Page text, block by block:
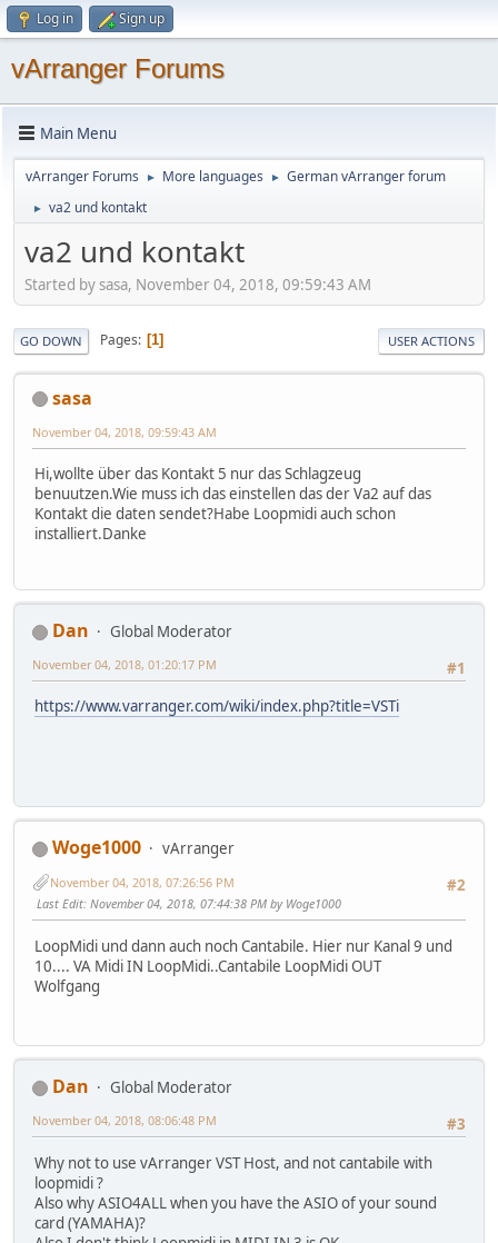
Log in Sign up
vArranger Forums
Main Menu
vArranger Forums ► More languages ► German vArranger forum
► va2 und kontakt
va2 und kontakt
Started by sasa, November 04, 2018, 09:59:43 AM
GO DOWN Pages 1 USER ACTIONS
sasa
November 04, 2018, 09:59:43 AM
Hi,wollte über das Kontakt 5 nur das Schlagzeug
benuutzen.Wie muss ich das einstellen das der Va2 auf das
Kontakt die daten sendet?Habe Loopmidi auch schon
installiert.Danke
Dan
Global Moderator
#1
November 04, 2018, 01:20:17 PM
https://www.varranger.com/wiki/index.php?title=VSTi
Woge1000
vArranger
#2
November 04, 2018, 07:26:56 PM
Last Edit: November 04, 2018, 07:44:38 PM by Woge1000
LoopMidi und dann auch noch Cantabile. Hier nur Kanal 9 und
10.... VA Midi IN LoopMidi..Cantabile LoopMidi OUT
Wolfgang
Dan
Global Moderator
#3
November 04, 2018, 08:06:48 PM
Why not to use vArranger VST Host, and not cantabile with
loopmidi ?
Also why ASIO4ALL when you have the ASIO of your sound
card (YAMAHA)?